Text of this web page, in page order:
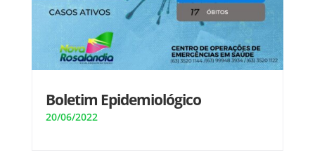
Boletim Epidemiológico
20/06/2022